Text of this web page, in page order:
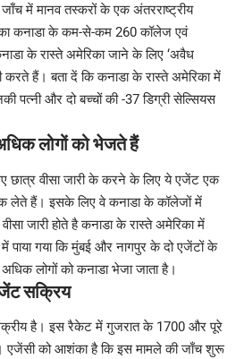
में मानव तस्करों के एक अंतरराष्ट्रीय
कनाडा के कम-से-कम 260 कॉलेज एवं
के रास्ते अमेरिका जाने के लिए ‘अवैध
करते हैं। बता दें कि कनाडा के रास्ते अमेरिका में
पत्नी और दो बच्चों की -37 डिग्री सेल्सियस
लोगों को भेजते हैं
छात्र वीसा जारी के करने के लिए ये एजेंट एक
लेते हैं। इसके लिए वे कनाडा के कॉलेजों में
जारी होते है कनाडा के रास्ते अमेरिका में
गया कि मुंबई और नागपुर के दो एजेंटों के
लोगों को कनाडा भेजा जाता है।
सक्रिय
है। इस रैकेट में गुजरात के 1700 और पूरे
को आशंका है कि इस मामले की जाँच शुरू